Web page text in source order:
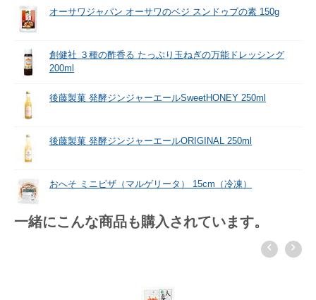
オーサワジャパン オーサワのベジ スンドゥブの素 150g
創健社 ３種の酢香る たっぷり玉ねぎの万能ドレッシング
200ml
後藤製菓 発酵ジンジャーエールSweetHONEY 250ml
後藤製菓 発酵ジンジャーエールORIGINAL 250ml
おへそ ミニピザ（マルゲリータ） 15cm（冷凍）
一緒にこんな商品も購入されています。